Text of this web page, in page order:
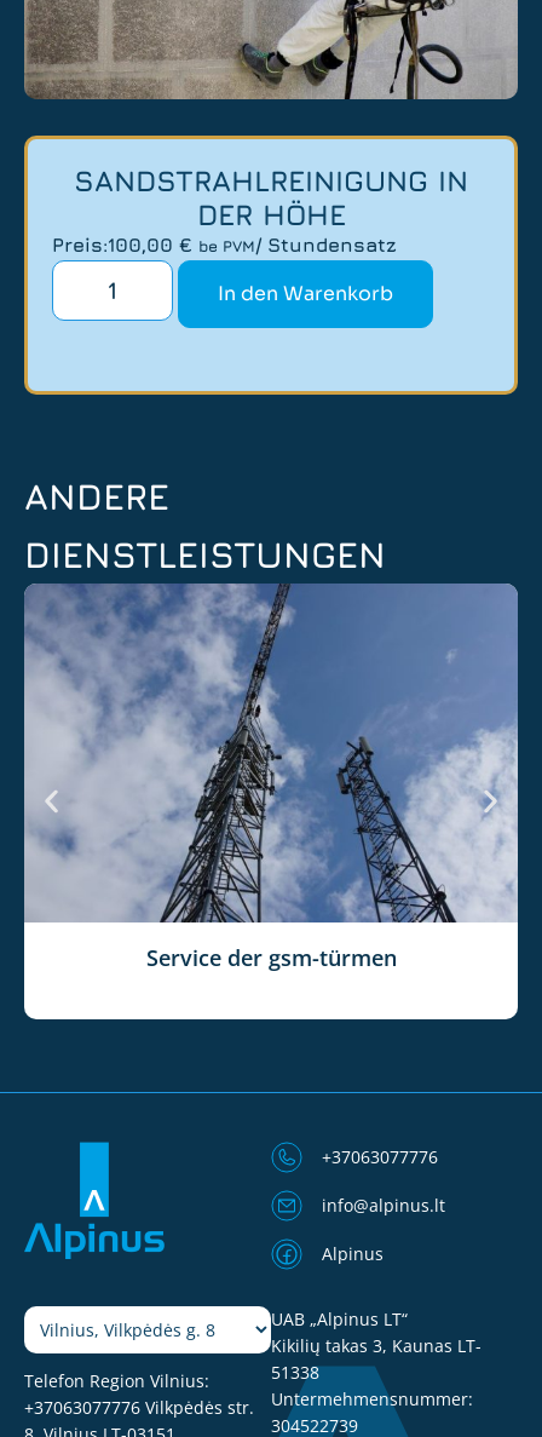
SANDSTRAHLREINIGUNG IN
DER HÖHE
Preis:100,00 € be PVM/ Stundensatz
In den Warenkorb
ANDERE
DIENSTLEISTUNGEN
Service der gsm-türmen
+37063077776
info@alpinus.lt
Alpinus
Telefon Region Vilnius:
+37063077776 Vilkpėdės str.
UAB „Alpinus LT“
Kikilių takas 3, Kaunas LT-
51338
Untermehmensnummer:
304522739